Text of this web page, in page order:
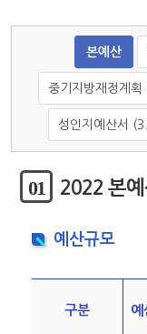
본예산
중기지방재정계
성인지예산서
01 2022 본
예산규모
구분 예